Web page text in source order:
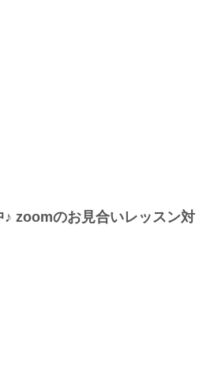
zoomのお見合いレッスン対